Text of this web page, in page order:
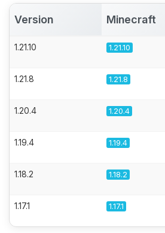
Version Minecraft
1.21.10 1.21.10
1.21.8 1.21.8
1.20.4 1.20.4
1.19.4 1.19.4
1.18.2 1.18.2
1.17.1 1.17.1